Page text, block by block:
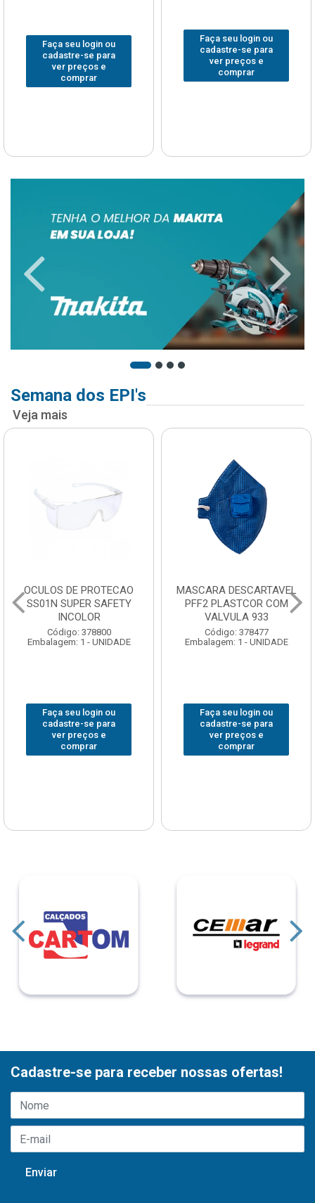
Faça seu login ou
cadastre-se para
ver preços e
comprar
Faça seu login ou
cadastre-se para
ver preços e
comprar
Semana dos EPI's
Veja mais
OCULOS DE PROTECAO
SS01N SUPER SAFETY
INCOLOR
Código: 378800
Embalagem: 1 - UNIDADE
Faça seu login ou
cadastre-se para
ver preços e
comprar
MASCARA DESCARTAVEL
PFF2 PLASTCOR COM
VALVULA 933
Código: 378477
Embalagem: 1 - UNIDADE
Faça seu login ou
cadastre-se para
ver preços e
comprar
Cadastre-se para receber nossas ofertas!